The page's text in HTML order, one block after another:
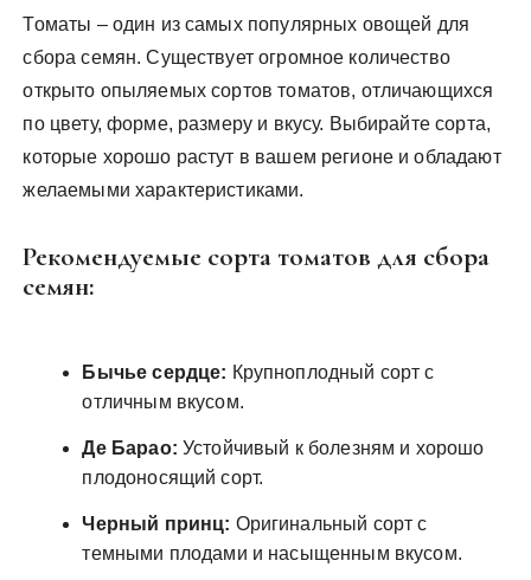
Томаты – один из самых популярных овощей для
сбора семян. Существует огромное количество
открыто опыляемых сортов томатов, отличающихся
по цвету, форме, размеру и вкусу. Выбирайте сорта,
которые хорошо растут в вашем регионе и обладают
желаемыми характеристиками.
Рекомендуемые сорта томатов для сбора
семян:
Бычье сердце: Крупноплодный сорт с
отличным вкусом.
Де Барао: Устойчивый к болезням и хорошо
плодоносящий сорт.
Черный принц: Оригинальный сорт с
темными плодами и насыщенным вкусом.